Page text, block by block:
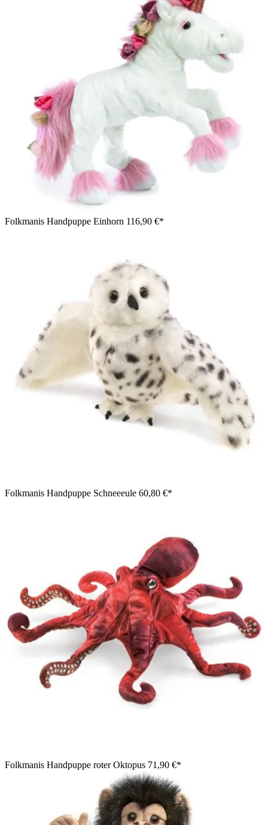
Folkmanis Handpuppe Einhorn 116,90 €*
Folkmanis Handpuppe Schneeeule 60,80 €*
Folkmanis Handpuppe roter Oktopus 71,90 €*